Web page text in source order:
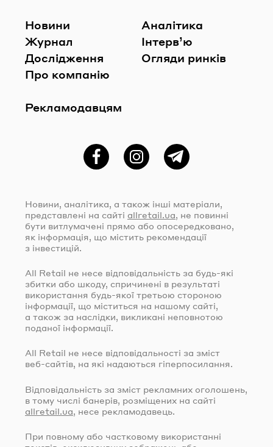
Новини
Журнал
Дослідження
Про компанію
Рекламодавцям
Аналітика
Інтерв’ю
Огляди ринків
ФейсбукInstagramTelegram
Новини, аналітика, а також інші матеріали,
представлені на сайті allretail.ua, не повинні
бути витлумачені прямо або опосередковано,
як інформація, що містить рекомендації
з інвестицій.
All Retail не несе відповідальність за будь-які
збитки або шкоду, спричинені в результаті
використання будь-якої третьою стороною
інформації, що міститься на нашому сайті,
а також за наслідки, викликані неповнотою
поданої інформації.
All Retail не несе відповідальності за зміст
веб-сайтів, на які надаються гіперпосилання.
Відповідальність за зміст рекламних оголошень,
в тому числі банерів, розміщених на сайті
allretail.ua, несе рекламодавець.
При повному або частковому використанні